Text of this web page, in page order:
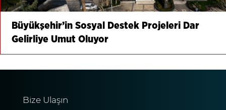
Büyükşehir’in Sosyal Destek Projeleri Dar
Gelirliye Umut Oluyor
Bize Ulaşın